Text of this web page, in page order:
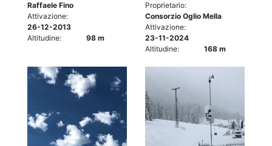
Raffaele Fino
Attivazione:
26-12-2013
Altitudine:
98 m
Proprietario:
Consorzio Oglio Mella
Attivazione:
23-11-2024
Altitudine:
168 m